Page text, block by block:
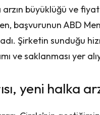
büyüklüğü ve
başvurunun ABD
Şirketin sunduğu
ve saklanması yer
yeni halka